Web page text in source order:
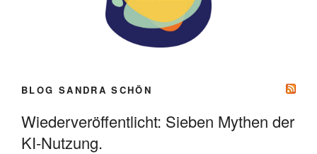
BLOG SANDRA SCHÖN
Wiederveröffentlicht: Sieben Mythen der
KI-Nutzung.